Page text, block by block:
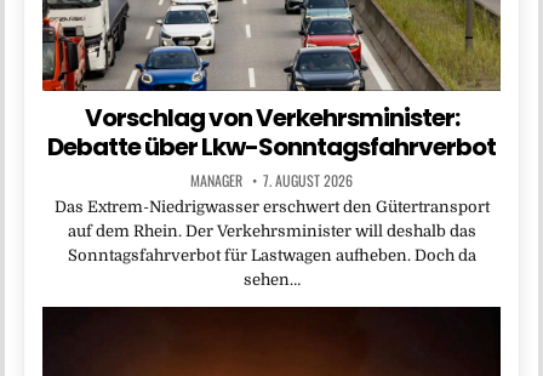
Vorschlag von Verkehrsminister:
Debatte über Lkw-Sonntagsfahrverbot
MANAGER 7. AUGUST 2026
Das Extrem-Niedrigwasser erschwert den Gütertransport
auf dem Rhein. Der Verkehrsminister will deshalb das
Sonntagsfahrverbot für Lastwagen aufheben. Doch da
sehen…